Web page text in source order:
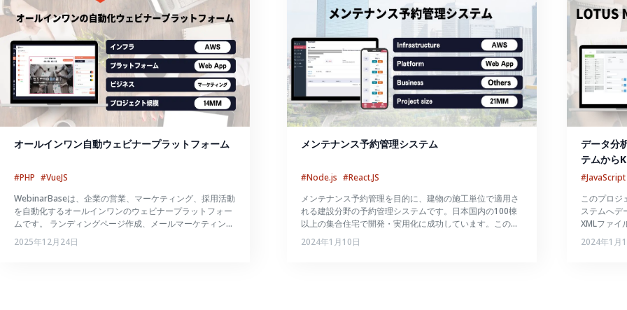
オールインワン自動ウェビナープラットフォーム
#PHP #VueJS
WebinarBaseは、企業の営業、マーケティング、採用活動
を自動化するオールインワンのウェビナープラットフォー
ムです。 ランディングページ作成、メールマーケティン
グ、顧客管理(CRM)、データ分析など、ウェビナー運営に
必要な機能を統合し、24時間365日、手動操作なしで自動
2025年12月24日
メンテナンス予約管理システム
#Node.js #React.JS
メンテナンス予約管理を目的に、建物の施工単位で適用さ
れる建設分野の予約管理システムです。日本国内の100棟
以上の集合住宅で開発・実用化に成功しています。このシ
ステムは、別々の機能クラスターを持つ4つのユーザーグ
ループのためのものです。
2024年1月10日
データ分
テムから
#JavaScript
このプロジ
ステムへデ
XMLファイ
システム上
す。
2024年1月